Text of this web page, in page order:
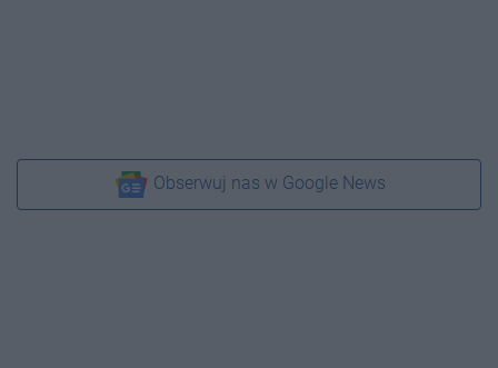
Obserwuj nas w Google News